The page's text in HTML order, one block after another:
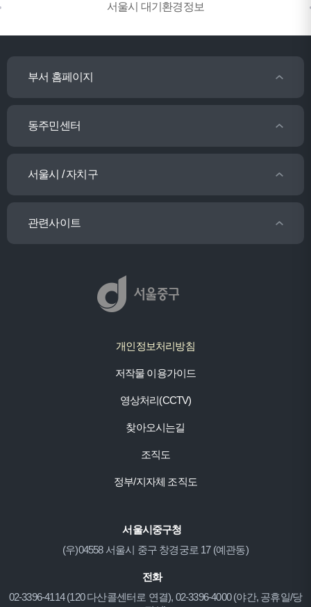
서울시 대기환경정보
부서 홈페이지
동주민센터
서울시 / 자치구
관련사이트
개인정보처리방침
저작물 이용가이드
영상처리(CCTV)
찾아오시는길
조직도
정부/지자체 조직도
서울시중구청
(우)04558 서울시 중구 창경궁로 17 (예관동)
전화
02-3396-4114 (120 다산콜센터로 연결), 02-3396-4000 (야간, 공휴일/당